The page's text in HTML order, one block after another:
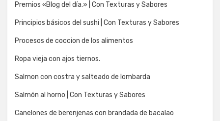
Premios «Blog del día.» | Con Texturas y Sabores
Principios básicos del sushi | Con Texturas y Sabores
Procesos de coccion de los alimentos
Ropa vieja con ajos tiernos.
Salmon con costra y salteado de lombarda
Salmón al horno | Con Texturas y Sabores
Canelones de berenjenas con brandada de bacalao